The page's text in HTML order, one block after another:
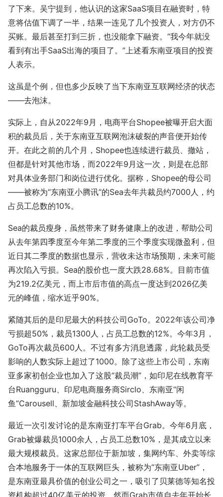
了下来。吴宁提到，他认识的这家SaaS项目在融资时，特
意将估值下调了一半，结果一连见了几个投资人，对方仍不
买账。最后甚至打到三折，也没能拿下融资。“我今年就没
看到有出手SaaS出海的项目了。”上述看东南亚项目的投资
人表示。
这虽是个例，但也多少反映了当下东南亚互联网经济的状态
——去泡沫。
实际上，自从2022年9月，电商平台Shopee被曝开启大面
积的裁员后，关于东南亚互联网泡沫破裂的声音便开始传
开。在此之前的几个月，Shopee也连续进行裁员、撤站，
但都是针对其他市场，而2022年9月这一次，则是在总部
对具体业务部门和岗位进行优化。据称，Shopee的母公司
——被称为“东南亚小腾讯”的Sea去年共裁员约7000人，约
占员工总数的10%。
Sea的裁员瘦身，虽然带来了财务健康上的改进，帮助公司
从去年第四季度至今年第二季度的三个季度实现微盈利，但
近日其二季度的数据也显示，营收未达市场预期，未来可能
再次陷入亏损。Sea的股价也一度大跌28.68%。目前市值
为219.2亿美元，而上市后市值的高点一度达到2026亿美
元的峰值，缩水近乎90%。
紧随其后的是印尼最大的科技公司GoTo。2022年该公司净
亏损超50%，裁员1300人，占员工总数的12%。今年3月，
GoTo再次裁员600人。不过有多方消息透露，此轮裁员受
影响的人数实际上超过了1000。除了这些上市公司，东南
亚多家初创企业也加入了这股“裁员潮”，如印尼在线教育平
台Ruangguru、印尼电商服务商Sirclo、东南亚“闲
鱼”Carousell、新加坡金融科技公司StashAway等。
最近一次引发讨论的是东南亚打车平台Grab。今年6月底，
Grab被爆裁员1000余人，占员工总数10%，是其成立以来
最大规模裁员。这家总部位于新加坡，集网约车、外卖等综
合本地服务于一体的互联网巨头，被称为“东南亚Uber”，
是东南亚最具价值的创业公司之一，吸引了贝莱德等知名投
资机构超过40亿美元的投资。然而Grab市值自去年开始长